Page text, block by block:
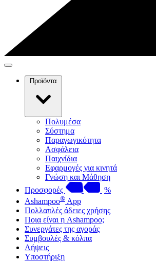
Προϊόντα
Πολυμέσα
Σύστημα
Παραγωγικότητα
Ασφάλεια
Παιχνίδια
Εφαρμογές για κινητά
Γνώση και Μάθηση
Προσφορές
%
Ashampoo® App
Πολλαπλές άδειες χρήσης
Ποια είναι η Ashampoo;
Συνεργάτες της αγοράς
Συμβουλές & κόλπα
Λήψεις
Υποστήριξη